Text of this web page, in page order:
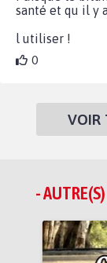
santé et qu il y
l utiliser !
0
VOIR
-